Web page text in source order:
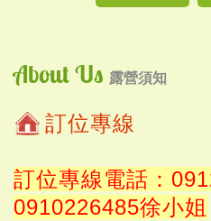
About Us 露營須知
訂位專線
訂位專線電話：
0910226485徐小姐